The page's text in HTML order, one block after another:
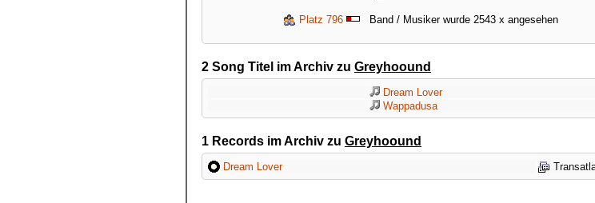
Platz 796 Band / Musiker wurde 2543 x angesehen
2 Song Titel im Archiv zu Greyhoound
Dream Lover
Wappadusa
1 Records im Archiv zu Greyhoound
Dream Lover